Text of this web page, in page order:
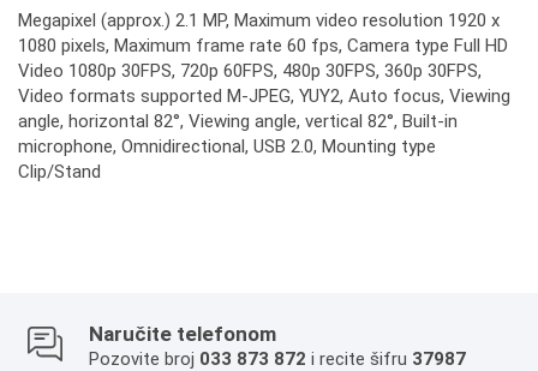
Megapixel (approx.) 2.1 MP, Maximum video resolution 1920 x
1080 pixels, Maximum frame rate 60 fps, Camera type Full HD
Video 1080p 30FPS, 720p 60FPS, 480p 30FPS, 360p 30FPS,
Video formats supported M-JPEG, YUY2, Auto focus, Viewing
angle, horizontal 82°, Viewing angle, vertical 82°, Built-in
microphone, Omnidirectional, USB 2.0, Mounting type
Clip/Stand
Naručite telefonom
Pozovite broj 033 873 872 i recite šifru 37987